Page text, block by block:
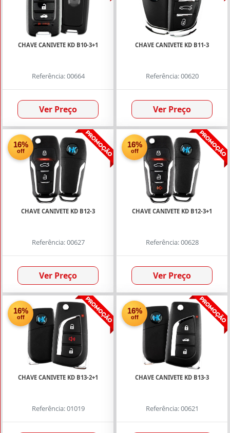
Chaves
Chaves
VVDI
Chip
Chaves
VVDI
Sem
Chaves
Cilindro
Auto
(10)
Controle
Alarme
CHAVE CANIVETE KD B10-3+1
Referência: 00664
Ver Preço
CHAVE CANIVETE KD B11-3
Referência: 00620
Ver Preço
16%
off
CHAVE CANIVETE KD B12-3
Referência: 00627
Ver Preço
16%
off
CHAVE CANIVETE KD B12-3+1
Referência: 00628
Ver Preço
16%
off
CHAVE CANIVETE KD B13-2+1
Referência: 01019
16%
off
CHAVE CANIVETE KD B13-3
Referência: 00621